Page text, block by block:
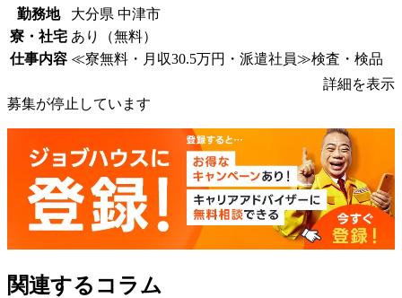
勤務地
大分県 中津市
寮・社宅 あり（無料）
仕事内容 ≪寮無料・月収30.5万円・派遣社員≫検査・検品
詳細を表示
募集が停止しています
関連するコラム